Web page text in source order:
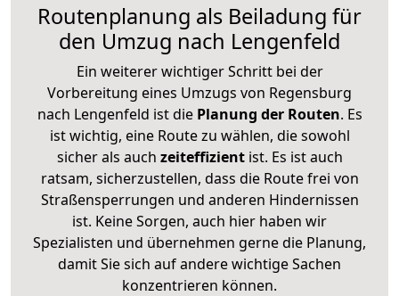
Routenplanung als Beiladung für
den Umzug nach Lengenfeld
Ein weiterer wichtiger Schritt bei der
Vorbereitung eines Umzugs von Regensburg
nach Lengenfeld ist diePlanung der Routen. Es
ist wichtig, eine Route zu wählen, die sowohl
sicher als auch zeiteffizientist. Es ist auch
ratsam, sicherzustellen, dass die Route frei von
Straßensperrungen und anderen Hindernissen
ist. Keine Sorgen, auch hier haben wir
Spezialisten und übernehmen gerne die Planung,
damit Sie sich auf andere wichtige Sachen
konzentrieren können.